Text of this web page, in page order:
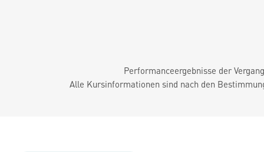
Performanceergebnisse der
Alle Kursinformationen sind nach den